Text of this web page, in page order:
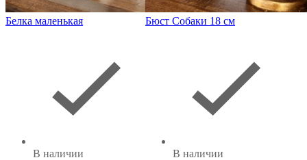
Белка маленькая
В наличии
Бюст Собаки 18 см
В наличии